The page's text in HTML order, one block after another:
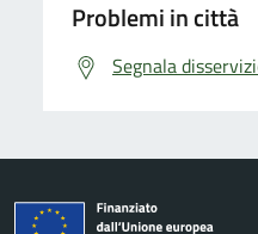
Problemi in città
Segnala